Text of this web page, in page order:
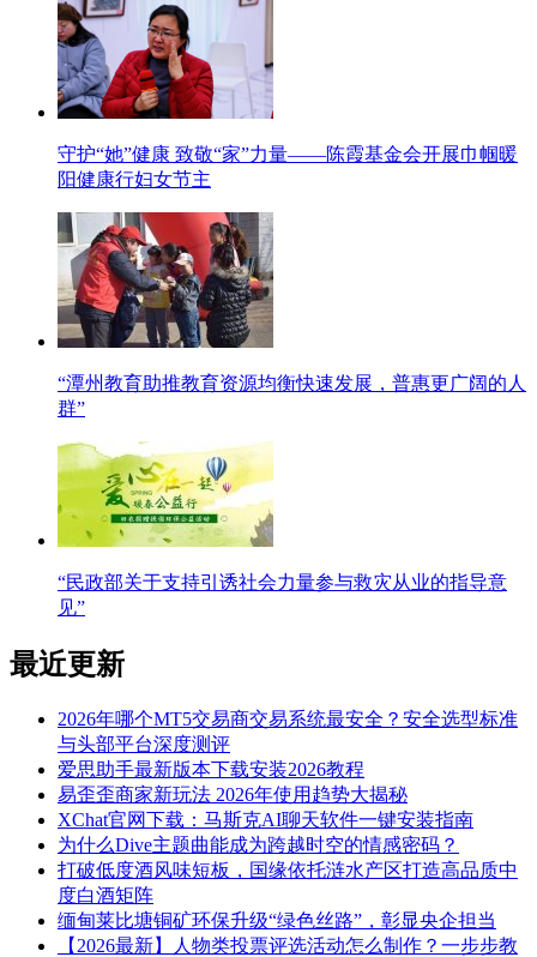
守护“她”健康 致敬“家”力量——陈霞基金会开展巾帼暖
阳健康行妇女节主
“潭州教育助推教育资源均衡快速发展，普惠更广阔的人
群”
“民政部关于支持引诱社会力量参与救灾从业的指导意
见”
最近更新
2026年哪个MT5交易商交易系统最安全？安全选型标准
与头部平台深度测评
爱思助手最新版本下载安装2026教程
易歪歪商家新玩法 2026年使用趋势大揭秘
XChat官网下载：马斯克AI聊天软件一键安装指南
为什么Dive主题曲能成为跨越时空的情感密码？
打破低度酒风味短板，国缘依托涟水产区打造高品质中
度白酒矩阵
缅甸莱比塘铜矿环保升级“绿色丝路”，彰显央企担当
【2026最新】人物类投票评选活动怎么制作？一步步教